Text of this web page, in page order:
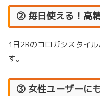
② 毎日使える！高
1日2Rのコロガシスタイ
す。
③ 女性ユーザーに